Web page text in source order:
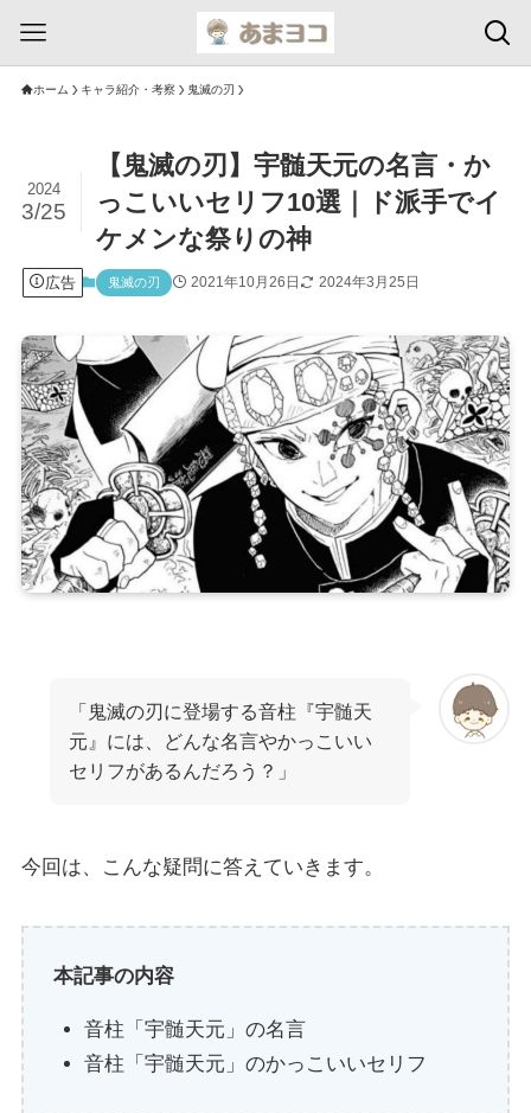
ホーム キャラ紹介・考察 鬼滅の刃
【鬼滅の刃】宇髄天元の名言・か
っこいいセリフ10選｜ド派手でイ
ケメンな祭りの神
2024
3/25
広告 鬼滅の刃 2021年10月26日 2024年3月25日
「鬼滅の刃に登場する音柱『宇髄天
元』には、どんな名言やかっこいい
セリフがあるんだろう？」
今回は、こんな疑問に答えていきます。
本記事の内容
音柱「宇髄天元」の名言
音柱「宇髄天元」のかっこいいセリフ